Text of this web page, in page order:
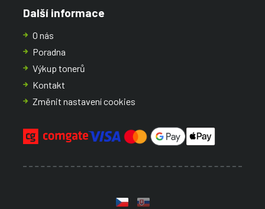
Další informace
O nás
Poradna
Výkup tonerů
Kontakt
Změnit nastavení cookies